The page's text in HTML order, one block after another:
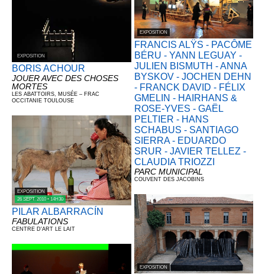
EXPOSITION
BORIS ACHOUR
JOUER AVEC DES CHOSES
MORTES
LES ABATTOIRS, MUSÉE – FRAC
OCCITANIE TOULOUSE
EXPOSITION
26 SEPT. 2010 • 14H30
PILAR ALBARRACÍN
FABULATIONS
CENTRE D'ART LE LAIT
EXPOSITION
FRANCIS ALŸS - PACÔME
BÉRU - YANN LEGUAY -
JULIEN BISMUTH - ANNA
BYSKOV - JOCHEN DEHN
- FRANCK DAVID - FÉLIX
GMELIN - HAIRHANS &
ROSE-YVES - GAËL
PELTIER - HANS
SCHABUS - SANTIAGO
SIERRA - EDUARDO
SRUR - JAVIER TELLEZ -
CLAUDIA TRIOZZI
PARC MUNICIPAL
COUVENT DES JACOBINS
EXPOSITION